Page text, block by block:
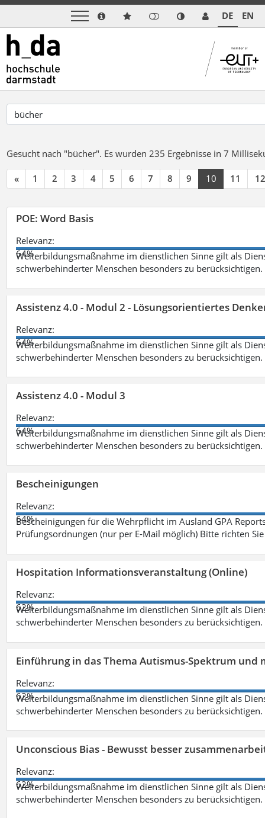
DE EN
Gesucht nach "bücher". Es wurden 235 Ergebnisse in 7
« 1 2 3 4 5 6 7 8 9 10 11 12
POE: Word Basis
Relevanz:
64%
Weiterbildungsmaßnahme im dienstlichen Sinne gilt als
schwerbehinderter Menschen besonders zu berücksichtigen.
Assistenz 4.0 - Modul 2 - Lösungsorientiertes
Relevanz:
64%
Weiterbildungsmaßnahme im dienstlichen Sinne gilt als
schwerbehinderter Menschen besonders zu berücksichtigen.
Assistenz 4.0 - Modul 3
Relevanz:
64%
Weiterbildungsmaßnahme im dienstlichen Sinne gilt als
schwerbehinderter Menschen besonders zu
Bescheinigungen
Relevanz:
64%
Bescheinigungen für die Wehrpflicht im Ausland GPA
Prüfungsordnungen (nur per E-Mail möglich) Bitte richten
Hospitation Informationsveranstaltung (Online)
Relevanz:
62%
Weiterbildungsmaßnahme im dienstlichen Sinne gilt als
schwerbehinderter Menschen besonders zu berücksichtigen.
Einführung in das Thema Autismus-Spektrum
Relevanz:
62%
Weiterbildungsmaßnahme im dienstlichen Sinne gilt als
schwerbehinderter Menschen besonders zu berücksichtigen.
Unconscious Bias - Bewusst besser
Relevanz:
62%
Weiterbildungsmaßnahme im dienstlichen Sinne gilt als
schwerbehinderter Menschen besonders zu berücksichtigen.